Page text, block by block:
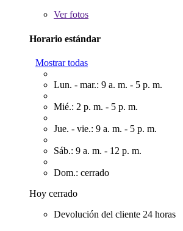
Verfotos
Horario estándar
Mostrar todas
Lun. - mar.: 9 a. m. - 5 p. m.
Mié.: 2 p. m. - 5 p. m.
Jue. - vie.: 9 a. m. - 5 p. m.
Sáb.: 9 a. m. - 12 p. m.
Dom.: cerrado
Hoy cerrado
Devolución del cliente 24 horas